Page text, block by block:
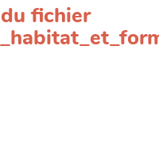
fichier